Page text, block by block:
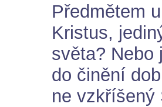
Předmětem
Kristus,
světa? Nebo
do činění
ne vzkříšený